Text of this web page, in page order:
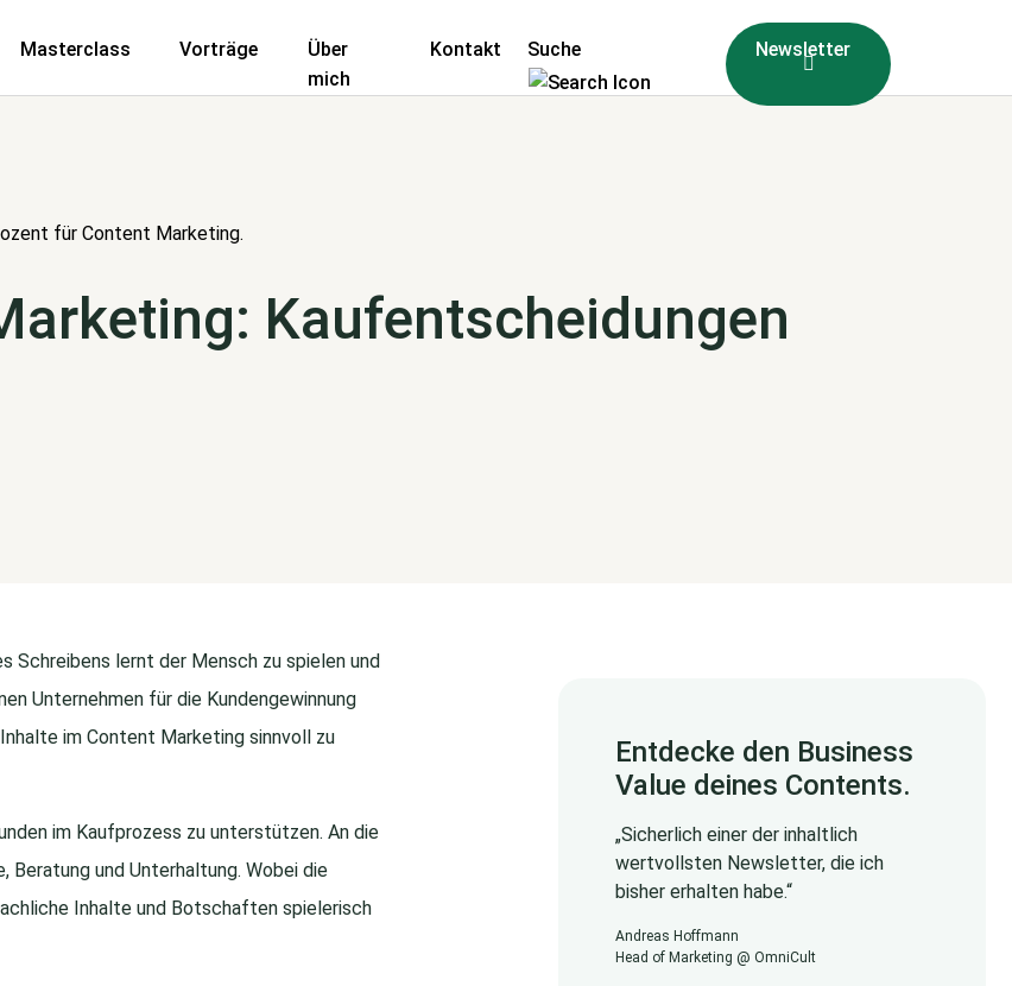
Masterclass Vorträge
Über
mich
Kontakt Suche Newsletter
für Content Marketing.
Kaufentscheidungen
Entdecke den Business
Value deines Contents.
„Sicherlich einer der inhaltlich
wertvollsten Newsletter, die ich
bisher erhalten habe.“
Andreas Hoffmann
Head of Marketing @ OmniCult
Schreibens lernt der Mensch zu spielen und
Unternehmen für die Kundengewinnung
im Content Marketing sinnvoll zu
im Kaufprozess zu unterstützen. An die
und Unterhaltung. Wobei die
Inhalte und Botschaften spielerisch